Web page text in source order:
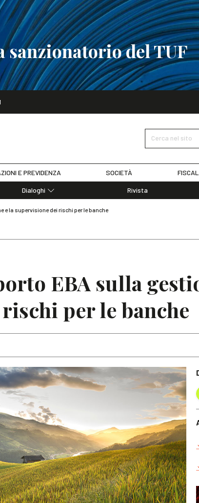
del TUF
Cerca nel sito
E PREVIDENZA SOCIETÀ
Dialoghi
Rivista
e la supervisione dei rischi per le banche
EBA sulla
per le banche